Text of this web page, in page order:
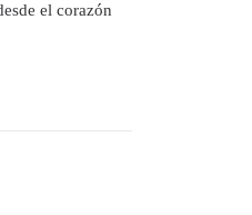
el corazón